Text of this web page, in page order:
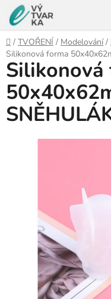
Přejít
na
obsah
Domů
/ TVOŘENÍ / Modelování /
Silikonová forma
Silikonová